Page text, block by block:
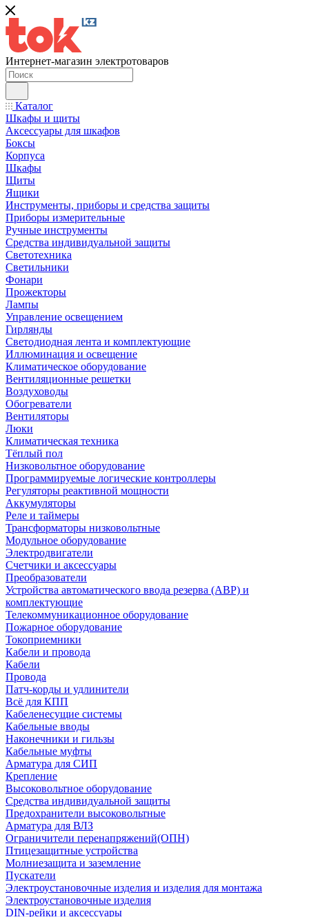
Интернет-магазин электротоваров
Каталог
Шкафы и щиты
Аксессуары для шкафов
Боксы
Корпуса
Шкафы
Щиты
Ящики
Инструменты, приборы и средства защиты
Приборы измерительные
Ручные инструменты
Средства индивидуальной защиты
Светотехника
Светильники
Фонари
Прожекторы
Лампы
Управление освещением
Гирлянды
Светодиодная лента и комплектующие
Иллюминация и освещение
Климатическое оборудование
Вентиляционные решетки
Воздуховоды
Обогреватели
Вентиляторы
Люки
Климатическая техника
Тёплый пол
Низковольтное оборудование
Программируемые логические контроллеры
Регуляторы реактивной мощности
Аккумуляторы
Реле и таймеры
Трансформаторы низковольтные
Модульное оборудование
Электродвигатели
Счетчики и аксессуары
Преобразователи
Устройства автоматического ввода резерва (АВР) и
комплектующие
Телекоммуникационное оборудование
Пожарное оборудование
Токоприемники
Кабели и провода
Кабели
Провода
Патч-корды и удлинители
Всё для КПП
Кабеленесущие системы
Кабельные вводы
Наконечники и гильзы
Кабельные муфты
Арматура для СИП
Крепление
Высоковольтное оборудование
Средства индивидуальной защиты
Предохранители высоковольтные
Арматура для ВЛЗ
Ограничители перенапряжений(ОПН)
Птицезащитные устройства
Молниезащита и заземление
Пускатели
Электроустановочные изделия и изделия для монтажа
Электроустановочные изделия
DIN-рейки и аксессуары